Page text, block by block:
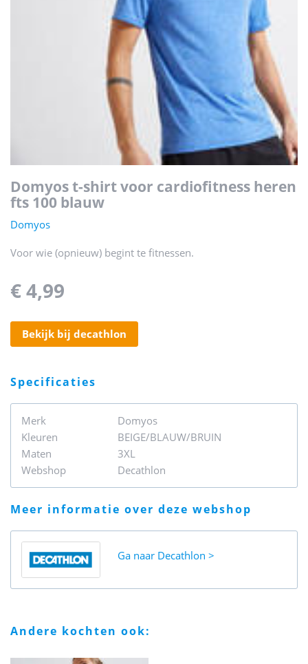
domyos t-shirt voor cardiofitness heren
fts 100 blauw
Domyos
Voor wie (opnieuw) begint te fitnessen.
€ 4,99
bekijk bij decathlon
specificaties
Merk
Domyos
Kleuren
BEIGE/BLAUW/BRUIN
Maten
3XL
Webshop
Decathlon
meer informatie over deze webshop
Ga naar Decathlon
andere kochten ook: